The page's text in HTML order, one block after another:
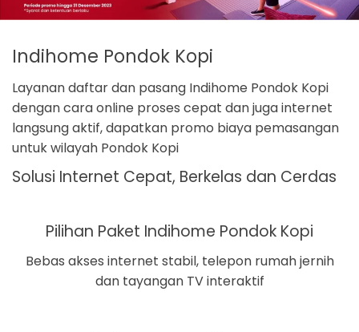
Indihome Pondok Kopi
Layanan daftar dan pasang Indihome Pondok Kopi
dengan cara online proses cepat dan juga internet
langsung aktif, dapatkan promo biaya pemasangan
untuk wilayah Pondok Kopi
Solusi Internet Cepat, Berkelas dan Cerdas
Pilihan Paket Indihome Pondok Kopi
Bebas akses internet stabil, telepon rumah jernih
dan tayangan TV interaktif